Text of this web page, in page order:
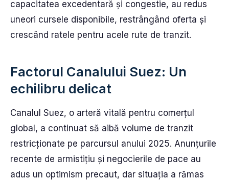
capacitatea excedentară și congestie, au redus
uneori cursele disponibile, restrângând oferta și
crescând ratele pentru acele rute de tranzit.
Factorul Canalului Suez: Un
echilibru delicat
Canalul Suez, o arteră vitală pentru comerțul
global, a continuat să aibă volume de tranzit
restricționate pe parcursul anului 2025. Anunțurile
recente de armistițiu și negocierile de pace au
adus un optimism precaut, dar situația a rămas